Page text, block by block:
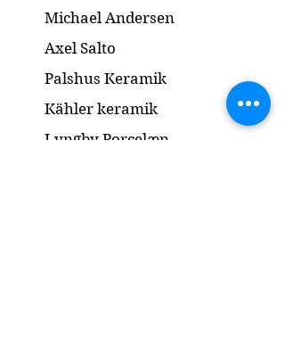
Michael Andersen
Axel Salto
Palshus Keramik
Kähler keramik
Lyngby Porcelæn